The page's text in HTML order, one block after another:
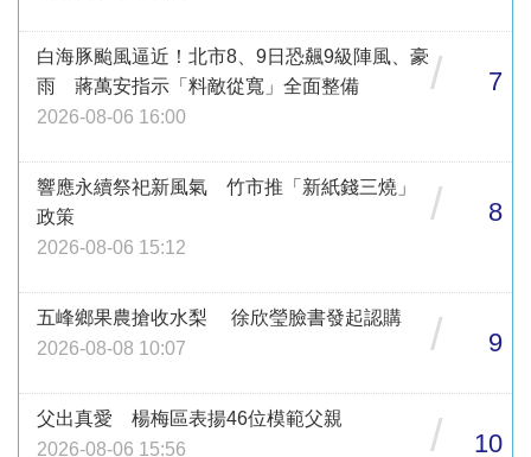
白海豚颱風逼近！北市8、9日恐飆9級陣風、豪
雨 蔣萬安指示「料敵從寬」全面整備
2026-08-06 16:00
/ 7
響應永續祭祀新風氣 竹市推「新紙錢三燒」
政策
2026-08-06 15:12
/ 8
五峰鄉果農搶收水梨 徐欣瑩臉書發起認購
2026-08-08 10:07
/ 9
父出真愛 楊梅區表揚46位模範父親
2026-08-06 15:56
/ 10